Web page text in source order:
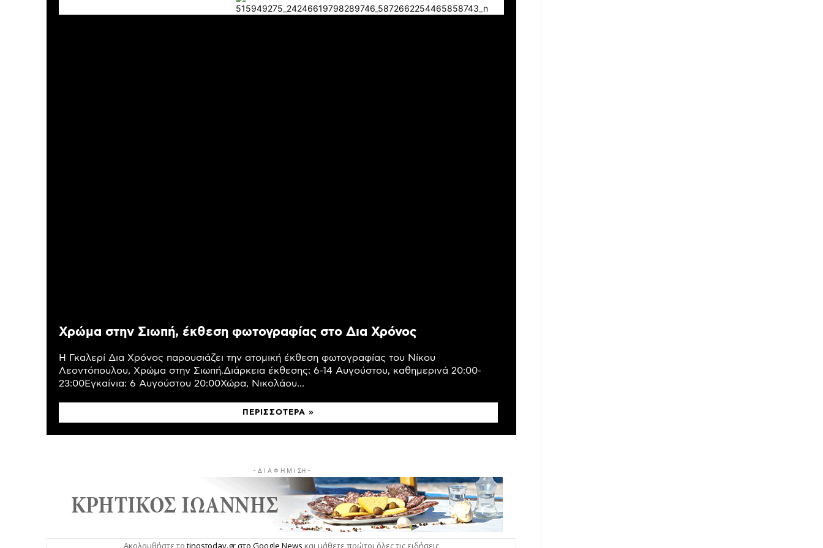
Χρώμα στην Σιωπή, έκθεση φωτογραφίας στο Δια Χρόνος
Η Γκαλερί Δια Χρόνος παρουσιάζει την ατομική έκθεση φωτογραφίας του Νίκου
Λεοντόπουλου, Χρώμα στην Σιωπή.Διάρκεια έκθεσης: 6-14 Αυγούστου, καθημερινά 20:00-
23:00Εγκαίνια: 6 Αυγούστου 20:00Χώρα, Νικολάου...
ΠΕΡΙΣΣΌΤΕΡΑ »
- Δ Ι Α Φ Η Μ Ι ΣΗ -
Ακολουθήστε το tinostoday.gr στο Google News και μάθετε πρώτοι όλες τις ειδήσεις